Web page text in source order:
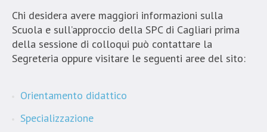
Chi desidera avere maggiori informazioni sulla
Scuola e sull’approccio della SPC di Cagliari prima
della sessione di colloqui può contattare la
Segreteria oppure visitare le seguenti aree del sito:
Orientamento didattico
Specializzazione